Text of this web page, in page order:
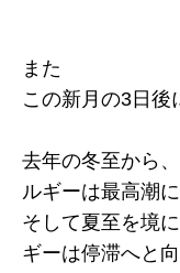
また
この新月の3日後
去年の冬至から
ルギーは最高潮
そして夏至を境
ギーは停滞へと